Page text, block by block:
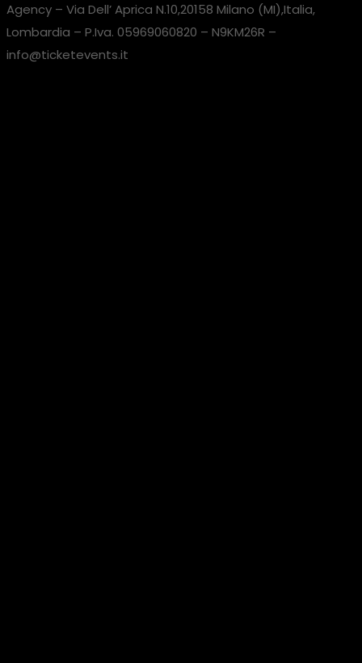
Agency – Via Dell’ Aprica N.10,20158 Milano (MI),Italia,
Lombardia – P.Iva. 05969060820 – N9KM26R –
info@ticketevents.it